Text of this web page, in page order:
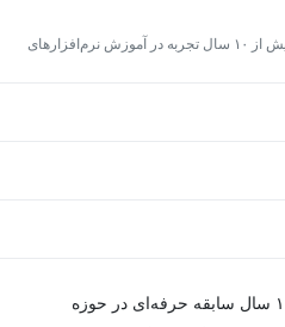
مدرس و طراح معماری با بیش از ۱۰ سال تجربه در آموزش نرم‌افزارهای
شاهو (Shaho Studio) با بیش از ۱۰ سال سابقه حرفه‌ای در حوزه